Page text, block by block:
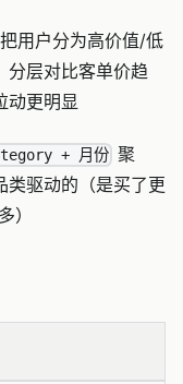
把用户分为高价值/低
分层对比客单价趋
动更明显
+ 月份 聚
类驱动的（是买了更
）